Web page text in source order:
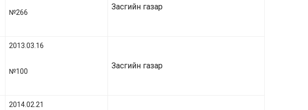
№266
Засгийн газар
2013.03.16
№100
Засгийн газар
2014.02.21